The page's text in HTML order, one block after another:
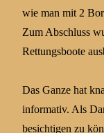
wie man mit 2
Zum Abschluss
Rettungsboote
Das Ganze hat
informativ. Als
besichtigen zu